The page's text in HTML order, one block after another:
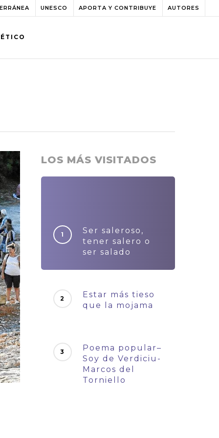
UNESCO APORTA Y CONTRIBUYE AUTORES
LOS MÁS VISITADOS
Ser saleroso,
tener salero o
ser salado
Estar más tieso
que la mojama
Poema popular–
Soy de Verdiciu-
Marcos del
Torniello